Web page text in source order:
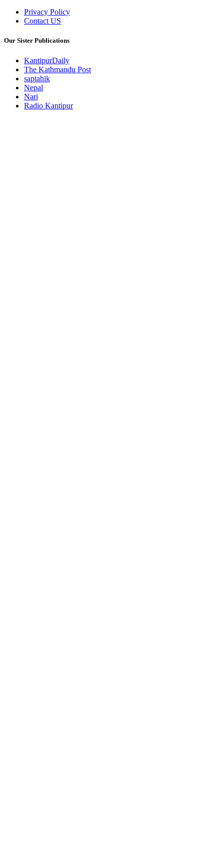
Privacy Policy
Contact US
Our Sister Publications
KantipurDaily
The Kathmandu Post
saptahik
Nepal
Nari
Radio Kantipur